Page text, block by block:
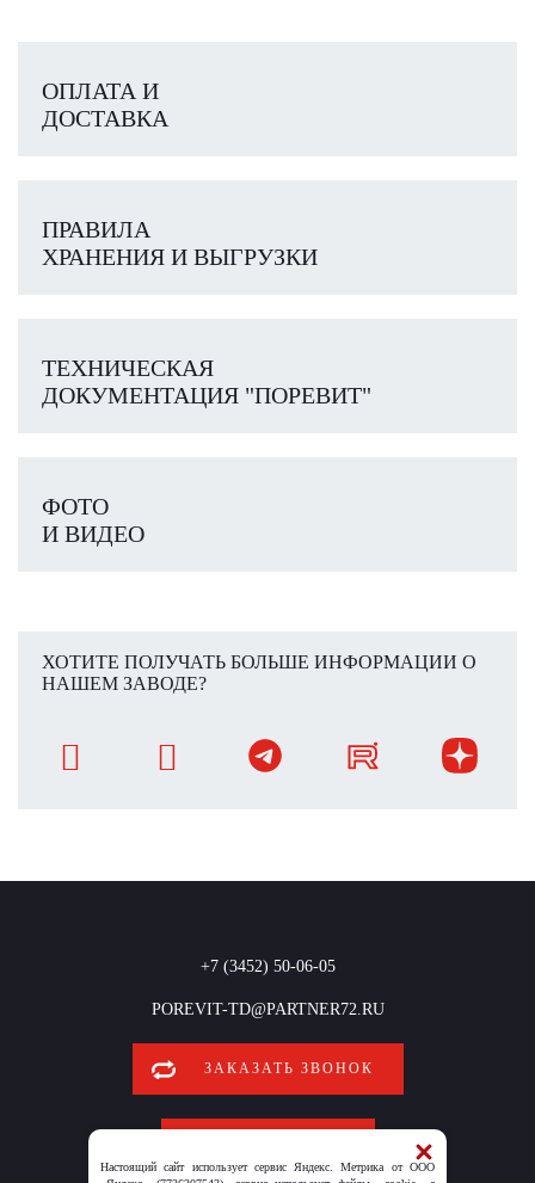
ОПЛАТА И
ДОСТАВКА
ПРАВИЛА
ХРАНЕНИЯ И ВЫГРУЗКИ
ТЕХНИЧЕСКАЯ
ДОКУМЕНТАЦИЯ "ПОРЕВИТ"
ФОТО
И ВИДЕО
ХОТИТЕ ПОЛУЧАТЬ БОЛЬШЕ ИНФОРМАЦИИ О
НАШЕМ ЗАВОДЕ?
+7 (3452) 50-06-05
POREVIT-TD@PARTNER72.RU
ЗАКАЗАТЬ ЗВОНОК
Настоящий сайт использует сервис Яндекс. Метрика от ООО